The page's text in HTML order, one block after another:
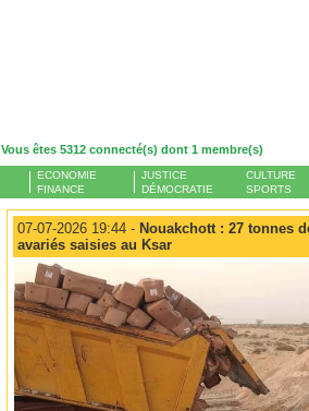
Vous êtes 5312 connecté(s) dont 1 membre(s)
ECONOMIE
FINANCE
JUSTICE
DÉMOCRATIE
CULTURE
SPORTS
07-07-2026 19:44 - Nouakchott : 27 tonnes
avariés saisies au Ksar